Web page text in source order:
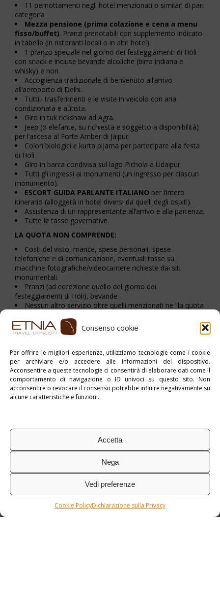
Consenso cookie
Per offrire le migliori esperienze, utilizziamo tecnologie come i cookie
per archiviare e/o accedere alle informazioni del dispositivo.
Acconsentire a queste tecnologie ci consentirà di elaborare dati come il
comportamento di navigazione o ID univoci su questo sito. Non
acconsentire o revocare il consenso potrebbe influire negativamente su
alcune caratteristiche e funzioni.
Accetta
Nega
Vedi preferenze
Cookie PolicyDichiarazione sulla Privacy
11 pernottamenti negli hotel menzionati o similari di pari
categoria
Mezza pensione (prima colazione e cena a menu
fisso/buffet). Pranzi prenotabili con supplemento indicato
in tabella (in ristoranti locali o in altri hotel).
1 pranzo speciale nel giorno dei festeggiamenti di Holi
con snack e incluse bevande alcoliche (birra indiana e
whisky) e non.
Accoglienza tradizionale di benvenuto all’arrivo
all’aeroporto di Delhi.
Tutti i trasferimenti e le visite in veicolo con aria
condizionata e autista.
Giro in tuk rickshaw ad Agra.
Jeep (o elefante, su richiesta e soggetto a disponibilità)
per l’ascesa al Forte Amber di Jaipur.
Colori biologici e kurta pijama per partecipare alla festa
di Holi.
Giro in barca condivisa sul lago Pichola a Udaipur
Tutti gli ingressi ai monumenti (un ingresso per ciascun
monumento).
ESCORT GUIDA PARLANTE ITALIANO per l’intero
itinerario (alloggerà in hotel diversi da quelli degli ospiti).
Assistenza di un rappresentante all’arrivo e alla partenza.
Tutte le tasse governative.
LA QUOTA NON COMPRENDE:
Costi del visto, mance, spese personali, spese
telefoniche e di comunicazione, eventuali tasse su
macchine fotografiche/videocamere richieste dai siti
monumentali.
Pranzi (ad eccezione quello del giorno dei
festeggiamenti di Holi), bevande.
Nessun altro servizio oltre quelli menzionati ne “la quota
Stampa PDF
Pubblicato in:India, myAsia
Tag:Tour di Gruppo